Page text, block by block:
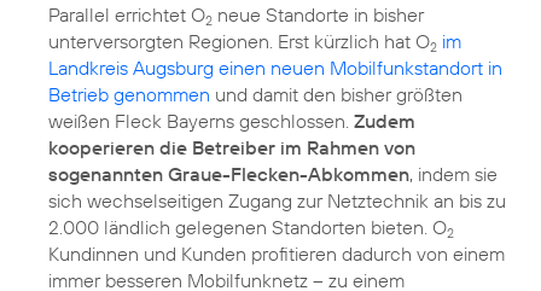
Parallel errichtet O2 neue Standorte in bisher
unterversorgten Regionen. Erst kürzlich hat O2 im
Landkreis Augsburg einen neuen Mobilfunkstandort in
Betrieb genommen und damit den bisher größten
weißen Fleck Bayerns geschlossen. Zudem
kooperieren die Betreiber im Rahmen von
sogenannten Graue-Flecken-Abkommen, indem sie
sich wechselseitigen Zugang zur Netztechnik an bis zu
2.000 ländlich gelegenen Standorten bieten. O2
Kundinnen und Kunden profitieren dadurch von einem
immer besseren Mobilfunknetz – zu einem